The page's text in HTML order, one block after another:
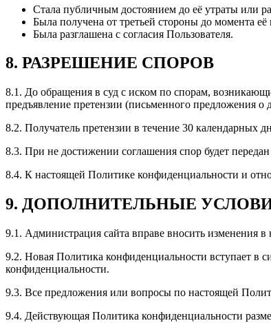
Стала публичным достоянием до её утраты или
Была получена от третьей стороны до момента
Была разглашена с согласия Пользователя.
8. РАЗРЕШЕНИЕ СПОРОВ
8.1. До обращения в суд с иском по спорам,
предъявление претензии (письменного предложения о
8.2. Получатель претензии в течение 30 календарных
8.3. При не достижении соглашения спор будет
8.4. К настоящей Политике конфиденциальности и
9. ДОПОЛНИТЕЛЬНЫЕ
9.1. Администрация сайта вправе вносить изменения
9.2. Новая Политика конфиденциальности вступает в
конфиденциальности.
9.3. Все предложения или вопросы по настоящей
9.4. Действующая Политика конфиденциальности